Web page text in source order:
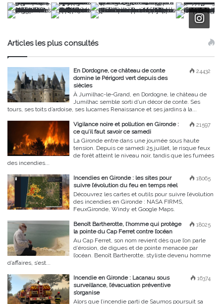
Articles les plus consultés
24432
En Dordogne, ce château de conte
domine le Périgord vert depuis des
siècles
À Jumilhac-le-Grand, en Dordogne, le château de
Jumilhac semble sorti d’un décor de conte. Ses
tours, ses toits d’ardoise, ses lucarnes Renaissance et ses jardins à la...
21597
Vigilance noire et pollution en Gironde :
ce qu’il faut savoir ce samedi
La Gironde entre dans une journée sous haute
tension. Depuis ce samedi 25 juillet, le risque feux
de forêt atteint le niveau noir, tandis que les fumées
des incendies...
18065
Incendies en Gironde : les sites pour
suivre l’évolution du feu en temps réel
Découvrez les cartes et outils pour suivre l’évolution
des incendies en Gironde : NASA FIRMS,
FeuxGironde, Windy et Google Maps.
18025
Benoît Bartherotte, l’homme qui protège
la pointe du Cap Ferret contre l’océan
Au Cap Ferret, son nom revient dès que l’on parle
d’érosion, de digues et de pointe menacée par
l’océan. Benoît Bartherotte, styliste devenu homme
d’affaires, s’est...
16374
Incendie en Gironde : Lacanau sous
surveillance, l’évacuation préventive
s’organise
Alors que l’incendie parti de Saumos poursuit sa